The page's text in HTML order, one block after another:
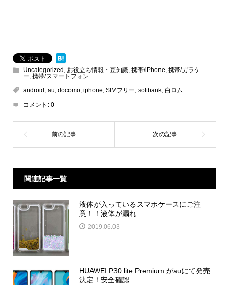
Uncategorized お役立ち情報・豆知識, 携帯/iPhone 携帯/ガラケ
ー 携帯/スマートフォン
android au docomo, iphone SIMフリー softbank, 白ロム
コメント: 0
関連記事一覧
液体が入っているスマホケースにご注
意！！液体が漏れ...
2019.06.03
HUAWEI P30 lite Premium がauにて発売
決定！安全確認...